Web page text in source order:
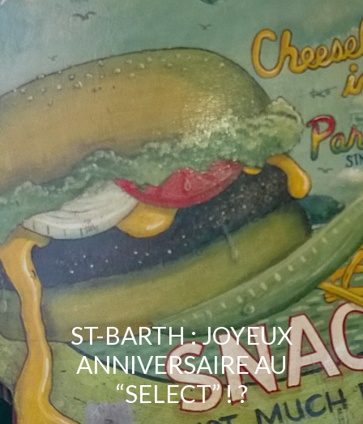
ST-BARTH : JOYEUX
ANNIVERSAIRE AU
“SELECT” ! ?